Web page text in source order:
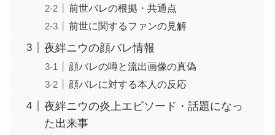
前世バレの根拠・共通点
前世に関するファンの見解
夜絆ニウの顔バレ情報
顔バレの噂と流出画像の真偽
顔バレに対する本人の反応
夜絆ニウの炎上エピソード・話題になっ
た出来事